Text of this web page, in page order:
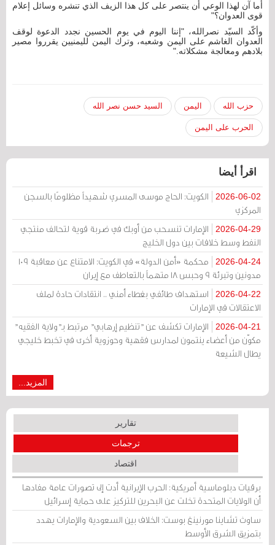
أما آن لهذا الوعي أن ينتصر على كل هذا الزيف الذي تنشره وسائل إعلام
قوى العدوان؟"
وأكّد السيّد نصرالله، "إننا اليوم في يوم الحسين نجدد الدعوة لوقف
العدوان الغاشم على اليمن وشعبه، وترك اليمن لليمنيين يقرروا مصير
بلادهم ومعالجة مشكلاته."
حزب الله اليمن السيد حسن نصر الله
الحرب على اليمن
اقرأ أيضا
2026-06-02
الكويت: الحاج موسى المسري شهيداً مظلومًا بالسجن
المركزي
2026-04-29
الإمارات تنسحب من أوبك في ضربة قوية لتحالف منتجي
النفط وسط خلافات بين دول الخليج
2026-04-24
محكمة «أمن الدولة» في الكويت: الامتناع عن معاقبة 109
مدونين وتبرئة 9 وحبس 18 متهماً بالتعاطف مع إيران
2026-04-22
استهداف طائفي بغطاء أمني .. انتقادات حادة لملف
الاعتقالات في الإمارات
2026-04-21
الإمارات تكشف عن "تنظيم إرهابي" مرتبط بـ"ولاية الفقيه"
مكوّن من أعضاء ينتمون لمدارس فقهية وحوزوية أخرى في تخبط خليجي
يطال الشيعة
المزيد...
تقارير
ترجمات
اقتصاد
برقيات دبلوماسية أمريكية: الحرب الإيرانية أدت إلى تصورات عامة مفادها
أن الولايات المتحدة تخلت عن البحرين للتركيز على حماية إسرائيل
ساوث تشاينا مورنينغ بوست: الخلاف بين السعودية والإمارات يهدد
بتمزيق الشرق الأوسط